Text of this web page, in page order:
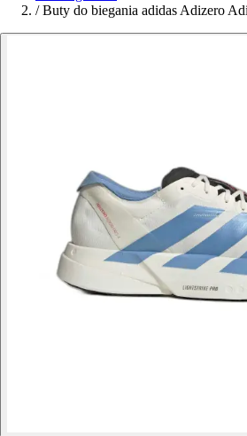
/ Buty do biegania adidas Adizero